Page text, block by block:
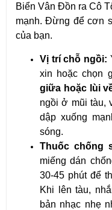
Biển Vân Đồn ra Cô
mạnh. Đừng để cơn
của bạn.
Vị trí chỗ ngồi:
xin hoặc chọn
giữa hoặc lùi
ngồi ở mũi tàu,
dập xuống
sóng.
Thuốc chống
miếng dán
30-45 phút để
Khi lên tàu,
bản nhạc nhẹ